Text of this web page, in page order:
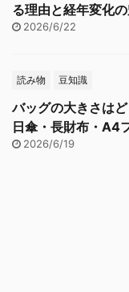
る理由と経年変化
2026/6/22
読み物 豆知識
バッグの大きさは
日傘・長財布・A4
2026/6/19